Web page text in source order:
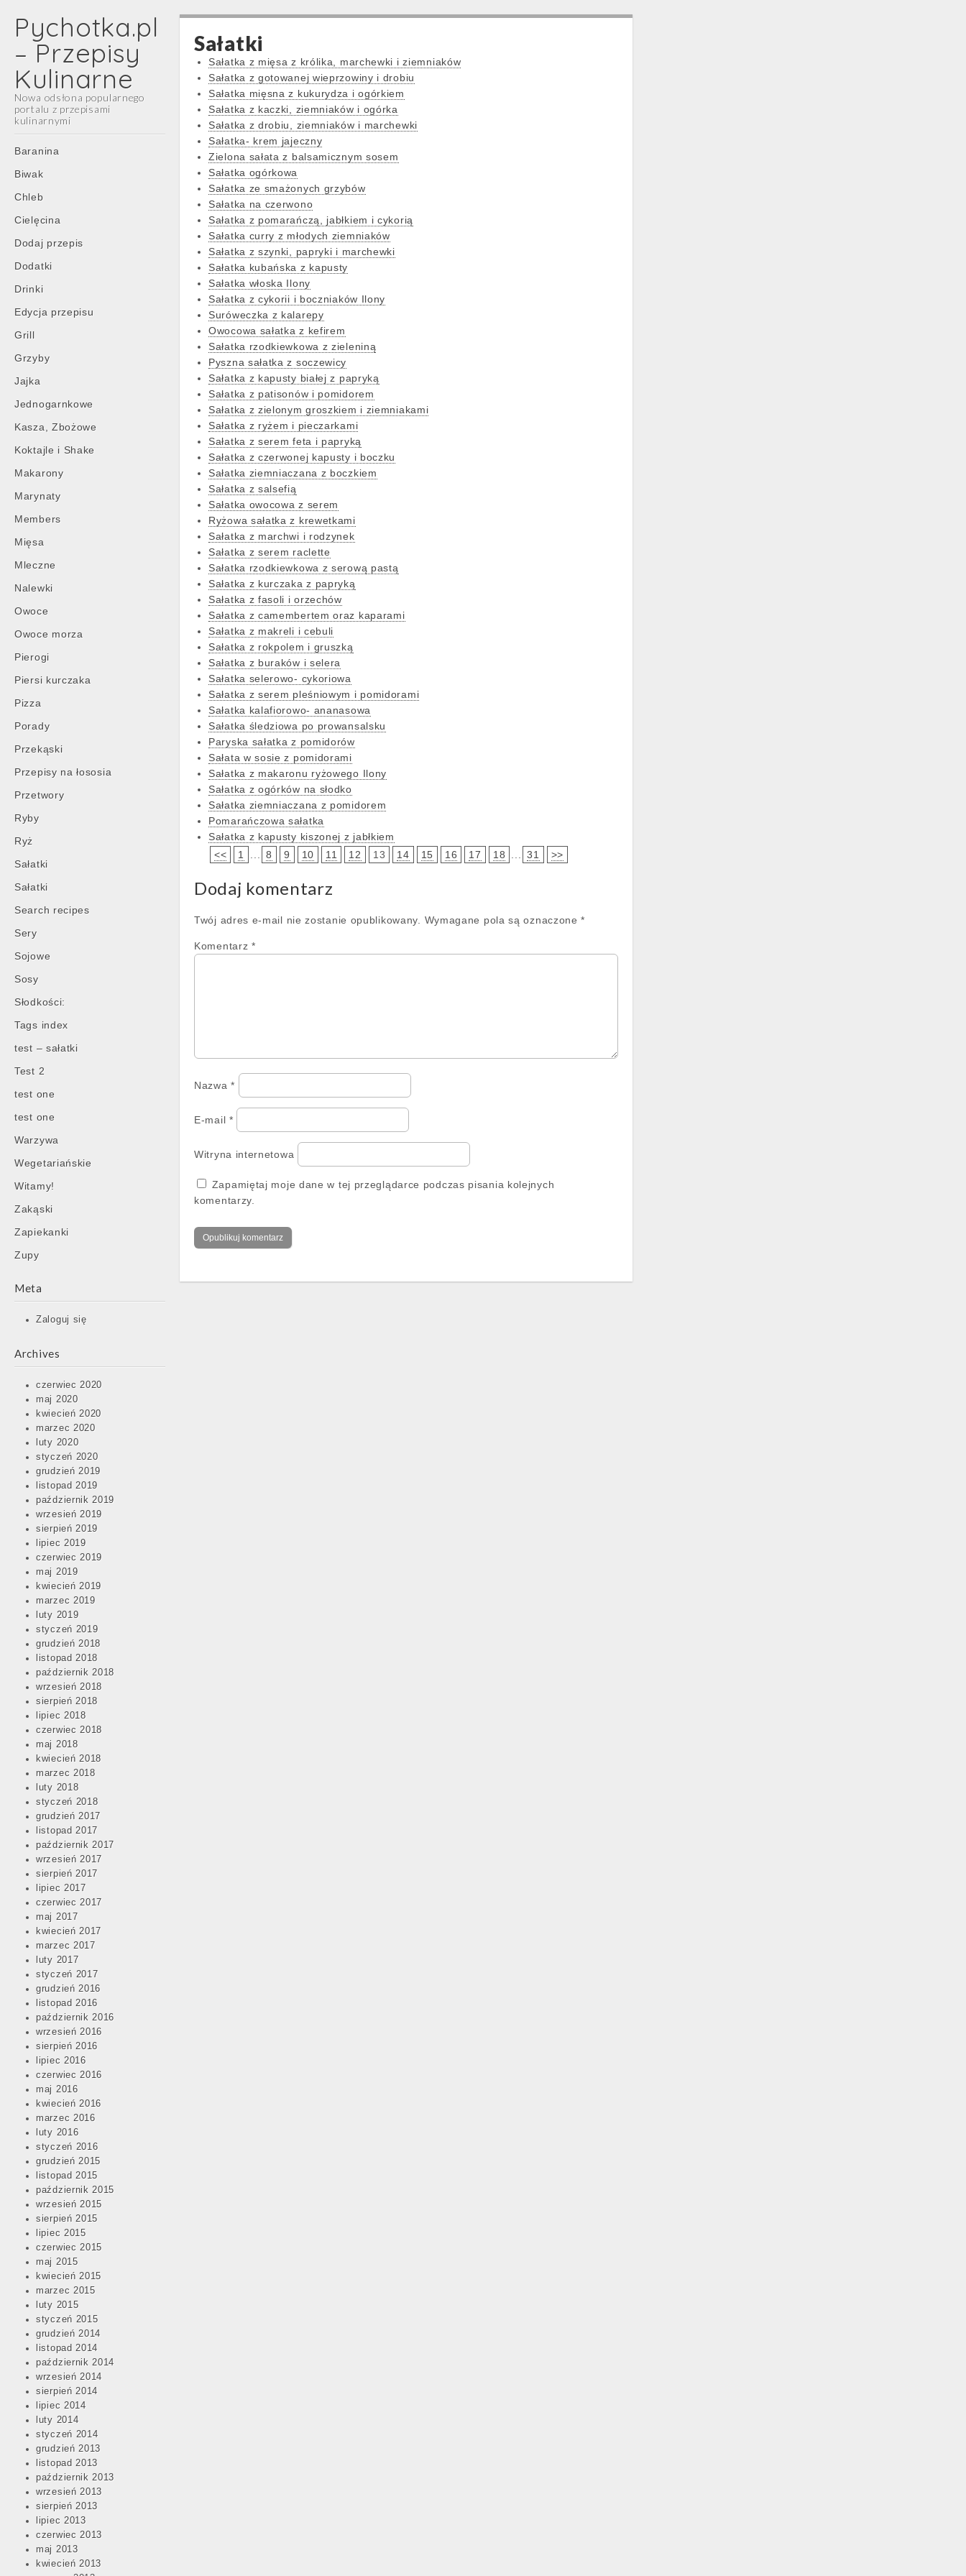
Pychotka.pl
– Przepisy
Kulinarne
Nowa odsłona popularnego
portalu z przepisami
kulinarnymi
Main
menu
Skip
content
Baranina
Biwak
Chleb
Cielęcina
Dodaj przepis
Dodatki
Drinki
Edycja przepisu
Grill
Grzyby
Jajka
Jednogarnkowe
Kasza, Zbożowe
Koktajle i Shake
Makarony
Marynaty
Members
Mięsa
Mleczne
Nalewki
Owoce
Owoce morza
Pierogi
Piersi kurczaka
Pizza
Porady
Przekąski
Przepisy na łososia
Przetwory
Ryby
Ryż
Sałatki
Sałatki
Search recipes
Sery
Sojowe
Sosy
Słodkości:
Tags index
test – sałatki
Test 2
test one
test one
Warzywa
Wegetariańskie
Witamy!
Zakąski
Zapiekanki
Zupy
Meta
Zaloguj się
Archives
czerwiec 2020
maj 2020
kwiecień 2020
marzec 2020
luty 2020
styczeń 2020
grudzień 2019
listopad 2019
październik 2019
wrzesień 2019
sierpień 2019
lipiec 2019
czerwiec 2019
maj 2019
kwiecień 2019
marzec 2019
luty 2019
styczeń 2019
grudzień 2018
listopad 2018
październik 2018
wrzesień 2018
sierpień 2018
lipiec 2018
czerwiec 2018
maj 2018
kwiecień 2018
marzec 2018
luty 2018
styczeń 2018
grudzień 2017
listopad 2017
październik 2017
wrzesień 2017
sierpień 2017
lipiec 2017
czerwiec 2017
maj 2017
kwiecień 2017
marzec 2017
luty 2017
styczeń 2017
grudzień 2016
listopad 2016
październik 2016
wrzesień 2016
sierpień 2016
lipiec 2016
czerwiec 2016
maj 2016
kwiecień 2016
marzec 2016
luty 2016
styczeń 2016
grudzień 2015
listopad 2015
październik 2015
wrzesień 2015
sierpień 2015
lipiec 2015
czerwiec 2015
maj 2015
kwiecień 2015
marzec 2015
luty 2015
styczeń 2015
grudzień 2014
listopad 2014
październik 2014
wrzesień 2014
sierpień 2014
lipiec 2014
luty 2014
styczeń 2014
grudzień 2013
listopad 2013
październik 2013
wrzesień 2013
sierpień 2013
lipiec 2013
czerwiec 2013
maj 2013
kwiecień 2013
Sałatki
Sałatka z mięsa z królika, marchewki i ziemniaków
Sałatka z gotowanej wieprzowiny i drobiu
Sałatka mięsna z kukurydza i ogórkiem
Sałatka z kaczki, ziemniaków i ogórka
Sałatka z drobiu, ziemniaków i marchewki
Sałatka- krem jajeczny
Zielona sałata z balsamicznym sosem
Sałatka ogórkowa
Sałatka ze smażonych grzybów
Sałatka na czerwono
Sałatka z pomarańczą, jabłkiem i cykorią
Sałatka curry z młodych ziemniaków
Sałatka z szynki, papryki i marchewki
Sałatka kubańska z kapusty
Sałatka włoska Ilony
Sałatka z cykorii i boczniaków Ilony
Suróweczka z kalarepy
Owocowa sałatka z kefirem
Sałatka rzodkiewkowa z zieleniną
Pyszna sałatka z soczewicy
Sałatka z kapusty białej z papryką
Sałatka z patisonów i pomidorem
Sałatka z zielonym groszkiem i ziemniakami
Sałatka z ryżem i pieczarkami
Sałatka z serem feta i papryką
Sałatka z czerwonej kapusty i boczku
Sałatka ziemniaczana z boczkiem
Sałatka z salsefią
Sałatka owocowa z serem
Ryżowa sałatka z krewetkami
Sałatka z marchwi i rodzynek
Sałatka z serem raclette
Sałatka rzodkiewkowa z serową pastą
Sałatka z kurczaka z papryką
Sałatka z fasoli i orzechów
Sałatka z camembertem oraz kaparami
Sałatka z makreli i cebuli
Sałatka z rokpolem i gruszką
Sałatka z buraków i selera
Sałatka selerowo- cykoriowa
Sałatka z serem pleśniowym i pomidorami
Sałatka kalafiorowo- ananasowa
Sałatka śledziowa po prowansalsku
Paryska sałatka z pomidorów
Sałata w sosie z pomidorami
Sałatka z makaronu ryżowego Ilony
Sałatka z ogórków na słodko
Sałatka ziemniaczana z pomidorem
Pomarańczowa sałatka
Sałatka z kapusty kiszonej z jabłkiem
<<
1 8 9 10 11 12 13 14 15 16 17 18 31 >>
Dodaj komentarz
Twój adres e-mail nie zostanie opublikowany. Wymagane pola są oznaczone*
Komentarz *
Nazwa*
E-mail *
Witryna internetowa
Zapamiętaj moje dane w tej przeglądarce podczas pisania kolejnych
komentarzy.